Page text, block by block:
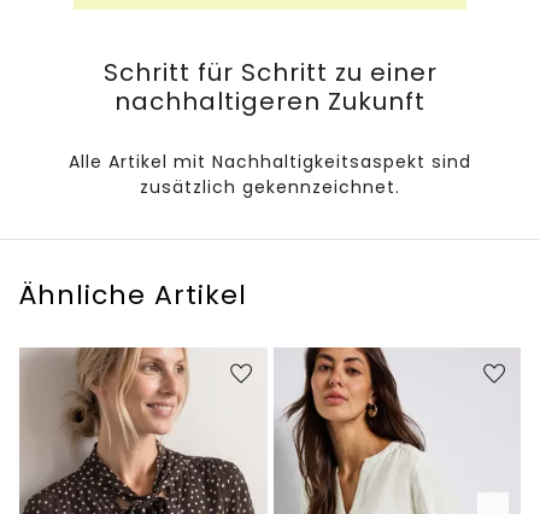
Schritt für Schritt zu einer
nachhaltigeren Zukunft
Alle Artikel mit Nachhaltigkeitsaspekt sind
zusätzlich gekennzeichnet.
Ähnliche Artikel